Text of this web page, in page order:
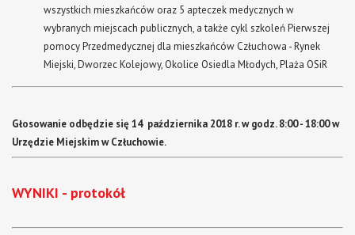
wszystkich mieszkańców oraz 5 apteczek medycznych w
wybranych miejscach publicznych, a także cykl szkoleń Pierwszej
pomocy Przedmedycznej dla mieszkańców Człuchowa - Rynek
Miejski, Dworzec Kolejowy, Okolice Osiedla Młodych, Plaża OSiR
Głosowanie odbędzie się 14 października 2018 r. w godz. 8:00 - 18:00 w
Urzędzie Miejskim w Człuchowie.
WYNIKI - protokół